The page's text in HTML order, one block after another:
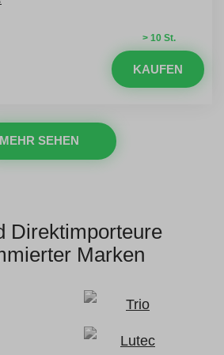
> 10 St.
KAUFEN
MEHR SEHEN
Direktimporteure
Marken